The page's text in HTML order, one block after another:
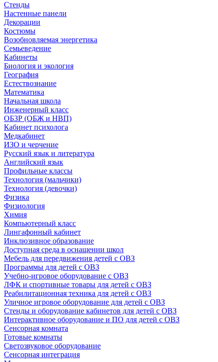
Стенды
Настенные панели
Декорации
Костюмы
Возобновляемая энергетика
Семьеведение
Кабинеты
Биология и экология
География
Естествознание
Математика
Начальная школа
Инженерный класс
ОБЗР (ОБЖ и НВП)
Кабинет психолога
Медкабинет
ИЗО и черчение
Русский язык и литература
Английский язык
Профильные классы
Технология (мальчики)
Технология (девочки)
Физика
Физиология
Химия
Компьютерный класс
Лингафонный кабинет
Инклюзивное образование
Доступная среда в оснащении школ
Мебель для передвижения детей с ОВЗ
Программы для детей с ОВЗ
Учебно-игровое оборудование с ОВЗ
ЛФК и спортивные товары для детей с ОВЗ
Реабилитационная техника для детей с ОВЗ
Уличное игровое оборудование для детей с ОВЗ
Стенды и оборудование кабинетов для детей с ОВЗ
Интерактивное оборудование и ПО для детей с ОВЗ
Сенсорная комната
Готовые комнаты
Светозвуковое оборудование
Сенсорная интеграция